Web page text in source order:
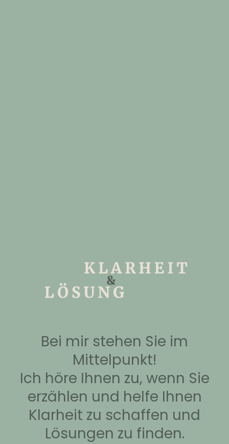
Bei mir stehen Sie im
Mittelpunkt!
Ich höre Ihnen zu, wenn Sie
erzählen und helfe Ihnen
Klarheit zu schaffen und
Lösungen zu finden.